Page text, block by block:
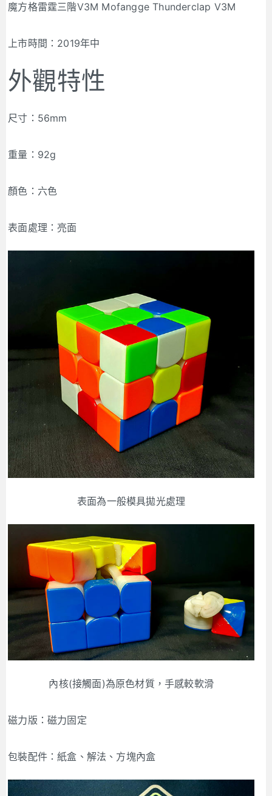
魔方格雷霆三階V3M Mofangge Thunderclap V3M
上市時間：2019年中
外觀特性
尺寸：56mm
重量：92g
顏色：六色
表面處理：亮面
表面為一般模具拋光處理
內核(接觸面)為原色材質，手感較軟滑
磁力版：磁力固定
包裝配件：紙盒、解法、方塊內盒